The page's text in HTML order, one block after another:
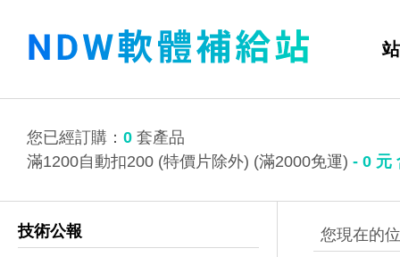
您已經訂購： 0 套產品
滿1200自動扣200 (特價片除外) (滿2000免運) - 0 元
技術公報